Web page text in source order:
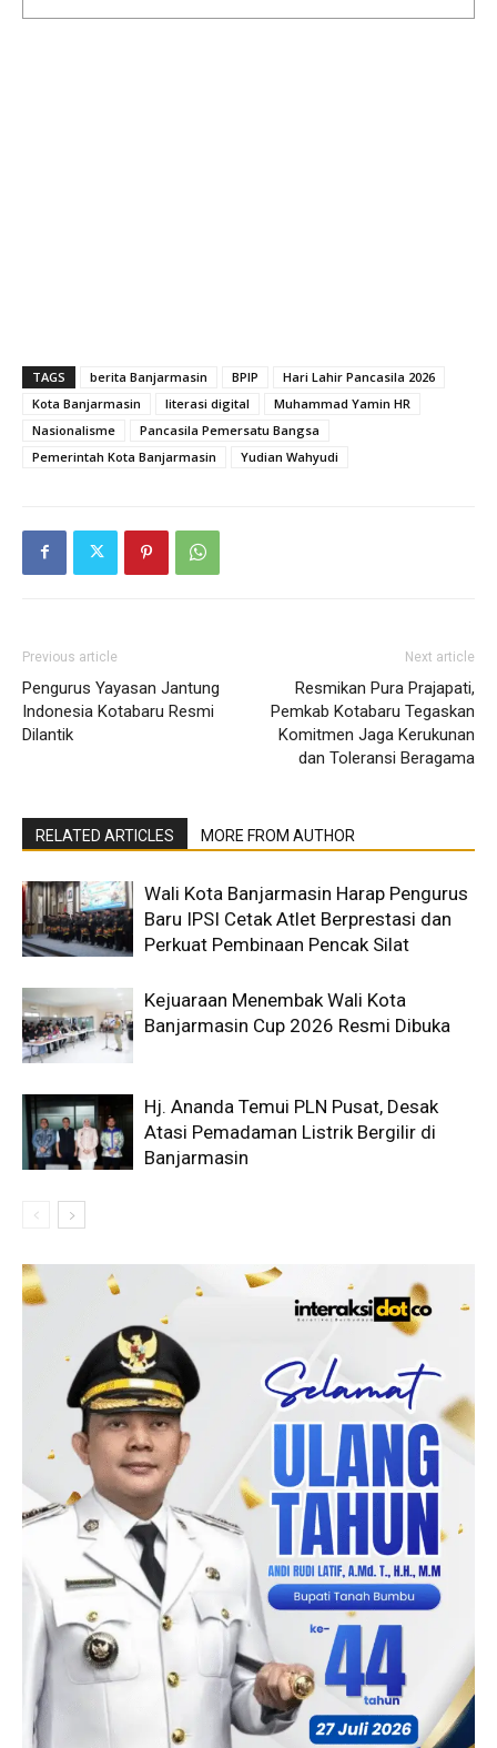
TAGS berita Banjarmasin BPIP
Hari Lahir Pancasila 2026
Kota Banjarmasin
literasi digital
Muhammad Yamin HR
Nasionalisme
Pancasila Pemersatu Bangsa
Pemerintah Kota Banjarmasin
Yudian Wahyudi
Previous article
Pengurus Yayasan Jantung
Indonesia Kotabaru Resmi
Dilantik
Next article
Resmikan Pura Prajapati,
Pemkab Kotabaru Tegaskan
Komitmen Jaga Kerukunan
dan Toleransi Beragama
RELATED ARTICLES MORE FROM AUTHOR
Wali Kota Banjarmasin Harap Pengurus
Baru IPSI Cetak Atlet Berprestasi dan
Perkuat Pembinaan Pencak Silat
Kejuaraan Menembak Wali Kota
Banjarmasin Cup 2026 Resmi Dibuka
Hj. Ananda Temui PLN Pusat, Desak
Atasi Pemadaman Listrik Bergilir di
Banjarmasin